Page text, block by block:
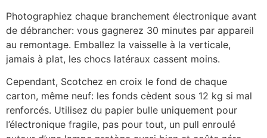
Photographiez chaque branchement électronique avant
de débrancher: vous gagnerez 30 minutes par appareil
au remontage. Emballez la vaisselle à la verticale,
jamais à plat, les chocs latéraux cassent moins.
Cependant, Scotchez en croix le fond de chaque
carton, même neuf: les fonds cèdent sous 12 kg si mal
renforcés. Utilisez du papier bulle uniquement pour
l’électronique fragile, pas pour tout, un pull enroulé